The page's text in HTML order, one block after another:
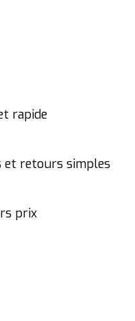
rapide
et retours simples
prix